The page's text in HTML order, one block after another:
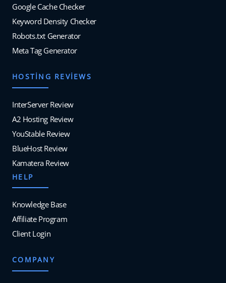
Google Cache Checker
Keyword Density Checker
Robots.txt Generator
Meta Tag Generator
HOSTING REVIEWS
InterServer Review
A2 Hosting Review
YouStable Review
BlueHost Review
Kamatera Review
HELP
Knowledge Base
Affiliate Program
Client Login
COMPANY